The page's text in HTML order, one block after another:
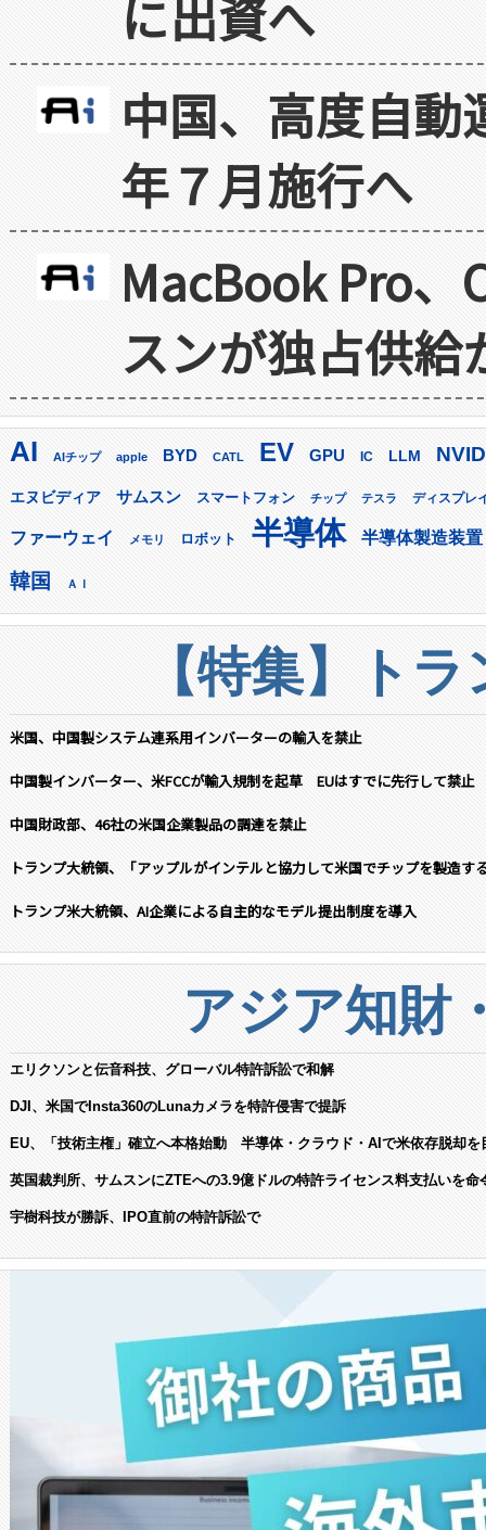
に出資へ
中国、高度自
年７月施行へ
MacBook Pro
スンが独占供給
AI AIチップ apple BYD CATL EV GPU IC LLM
エヌビディア サムスン スマートフォン チップ テスラ ディスプレ
ファーウェイ メモリ ロボット 半導体 半導体製造装置
韓国 ＡＩ
【特集】ト
米国、中国製システム連系用インバーターの輸入を禁止
中国製インバーター、米FCCが輸入規制を起草 EUはすでに先行して禁止
中国財政部、46社の米国企業製品の調達を禁止
トランプ大統領、「アップルがインテルと協力して米国でチップを製造す
トランプ米大統領、AI企業による自主的なモデル提出制度を導入
アジア知財
エリクソンと伝音科技、グローバル特許訴訟で和解
DJI、米国でInsta360のLunaカメラを特許侵害で提訴
EU、「技術主権」確立へ本格始動 半導体・クラウド・AIで米依存脱却を
英国裁判所、サムスンにZTEへの3.9億ドルの特許ライセンス料支払いを命
宇樹科技が勝訴、IPO直前の特許訴訟で